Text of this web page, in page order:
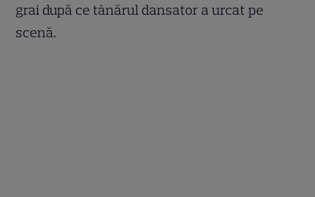
grai după ce tânărul dansator a urcat pe
scenă.